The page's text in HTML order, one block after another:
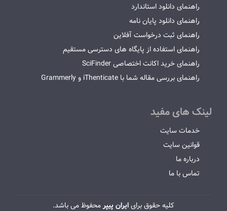
راهنمای دانلود استاندارد
راهنمای دانلود پایان نامه
راهنمای ثبت درخواست آفلاین
راهنمای استفاده از پایگاه های دسترسی مستقیم
راهنمای خرید اکانت اختصاصی SciFinder
راهنمای بررسی مقاله شما با iThenticate و Grammerly
لینک های مفید
خدمات سایت
قوانین سایت
درباره ما
تماس با ما
کلیه حقوق برایایران پیپرمحفوظ می باشد.